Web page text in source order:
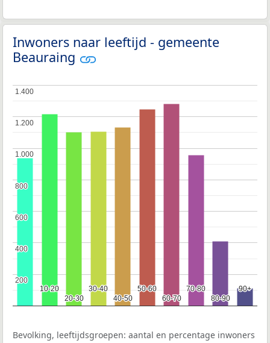
Inwoners naar leeftijd - gemeente
Beauraing
10-20
10-20
20-30
20-30
30-40
30-40
40-50
40-50
50-60
50-60
60-70
60-70
70-80
70-80
80-90
80-90
90+
90+
200
200
400
400
600
600
800
800
1.000
1.000
1.200
1.200
1.400
1.400
Bevolking, leeftijdsgroepen: aantal en percentage inwoners